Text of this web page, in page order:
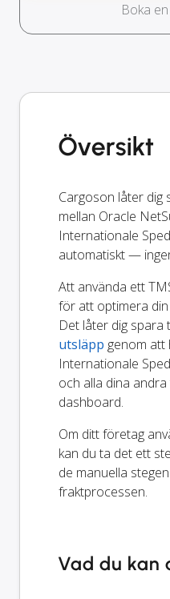
Boka
Översikt
Cargoson låter dig
mellan Oracle
Internationale
automatiskt —
Att använda ett
för att optimera
Det låter dig spara
utsläpp genom att
Internationale
och alla dina
dashboard.
Om ditt företag
kan du ta det ett
de manuella
fraktprocessen.
Vad du kan